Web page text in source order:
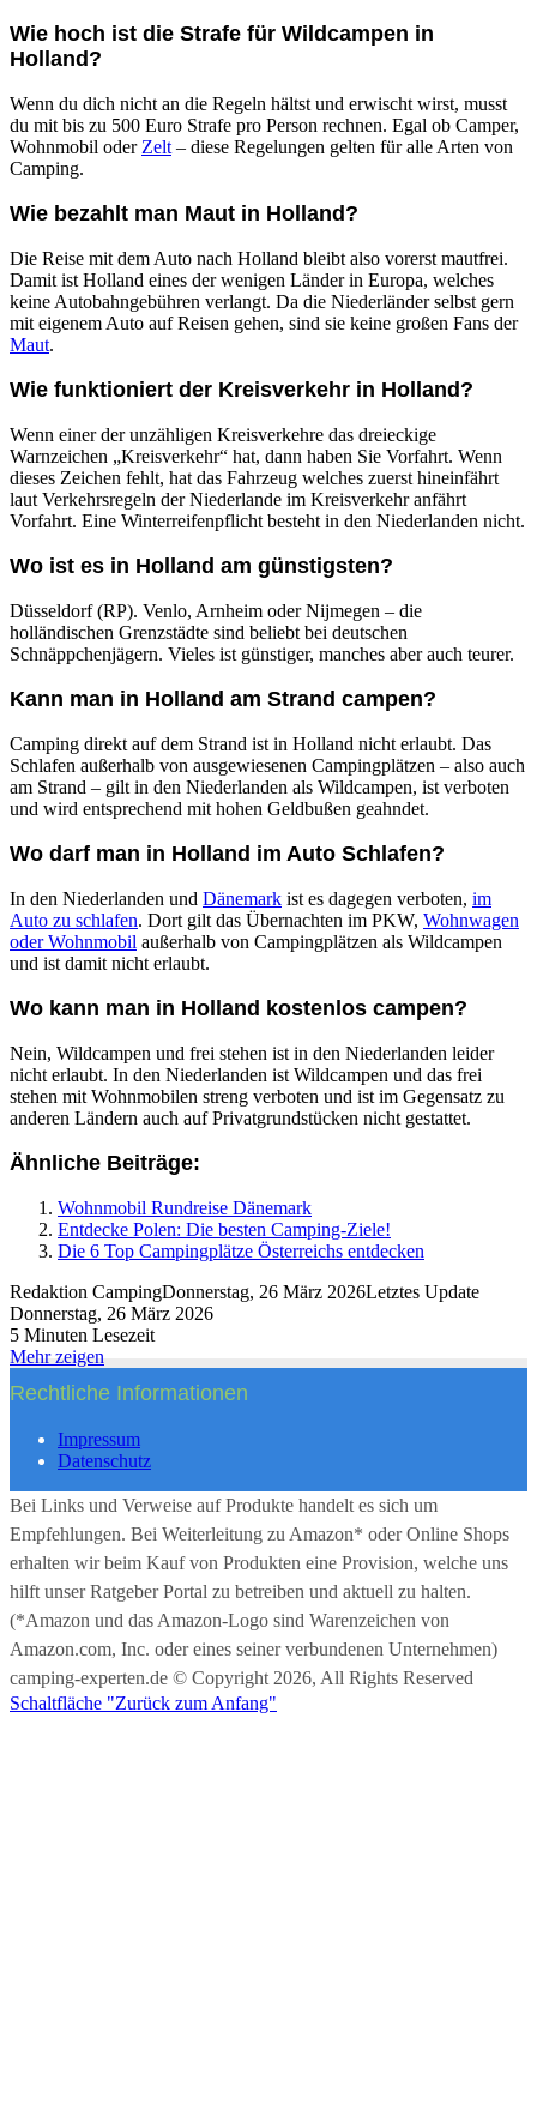
Wie hoch ist die Strafe für Wildcampen in
Holland?
Wenn du dich nicht an die Regeln hältst und erwischt wirst, musst
du mit bis zu 500 Euro Strafe pro Person rechnen. Egal ob Camper,
Wohnmobil oder Zelt – diese Regelungen gelten für alle Arten von
Camping.
Wie bezahlt man Maut in Holland?
Die Reise mit dem Auto nach Holland bleibt also vorerst mautfrei.
Damit ist Holland eines der wenigen Länder in Europa, welches
keine Autobahngebühren verlangt. Da die Niederländer selbst gern
mit eigenem Auto auf Reisen gehen, sind sie keine großen Fans der
Maut.
Wie funktioniert der Kreisverkehr in Holland?
Wenn einer der unzähligen Kreisverkehre das dreieckige
Warnzeichen „Kreisverkehr“ hat, dann haben Sie Vorfahrt. Wenn
dieses Zeichen fehlt, hat das Fahrzeug welches zuerst hineinfährt
laut Verkehrsregeln der Niederlande im Kreisverkehr anfährt
Vorfahrt. Eine Winterreifenpflicht besteht in den Niederlanden nicht.
Wo ist es in Holland am günstigsten?
Düsseldorf (RP). Venlo, Arnheim oder Nijmegen – die
holländischen Grenzstädte sind beliebt bei deutschen
Schnäppchenjägern. Vieles ist günstiger, manches aber auch teurer.
Kann man in Holland am Strand campen?
Camping direkt auf dem Strand ist in Holland nicht erlaubt. Das
Schlafen außerhalb von ausgewiesenen Campingplätzen – also auch
am Strand – gilt in den Niederlanden als Wildcampen, ist verboten
und wird entsprechend mit hohen Geldbußen geahndet.
Wo darf man in Holland im Auto Schlafen?
In den Niederlanden und Dänemark ist es dagegen verboten, im
Auto zu schlafen. Dort gilt das Übernachten im PKW, Wohnwagen
oder Wohnmobil außerhalb von Campingplätzen als Wildcampen
und ist damit nicht erlaubt.
Wo kann man in Holland kostenlos campen?
Nein, Wildcampen und frei stehen ist in den Niederlanden leider
nicht erlaubt. In den Niederlanden ist Wildcampen und das frei
stehen mit Wohnmobilen streng verboten und ist im Gegensatz zu
anderen Ländern auch auf Privatgrundstücken nicht gestattet.
Ähnliche Beiträge:
Wohnmobil Rundreise Dänemark
Entdecke Polen: Die besten Camping-Ziele!
Die 6 Top Campingplätze Österreichs entdecken
Redaktion CampingDonnerstag, 26 März 2026Letztes Update
Donnerstag, 26 März 2026
5 Minuten Lesezeit
Mehr zeigen
Rechtliche Informationen
Impressum
Datenschutz
Bei Links und Verweise auf Produkte handelt es sich um
Empfehlungen. Bei Weiterleitung zu Amazon* oder Online Shops
erhalten wir beim Kauf von Produkten eine Provision, welche uns
hilft unser Ratgeber Portal zu betreiben und aktuell zu halten.
(*Amazon und das Amazon-Logo sind Warenzeichen von
Amazon.com, Inc. oder eines seiner verbundenen Unternehmen)
camping-experten.de © Copyright 2026, All Rights Reserved
Schaltfläche "Zurück zum Anfang"